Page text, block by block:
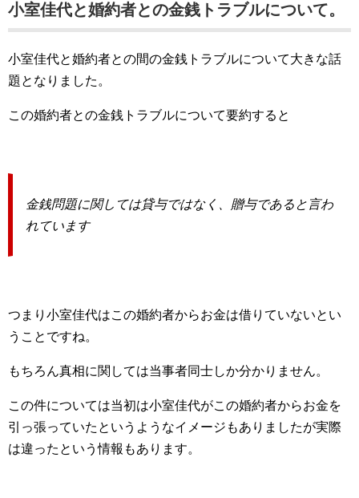
小室佳代と婚約者との金銭トラブルについて。
小室佳代と婚約者との間の金銭トラブルについて大きな話
題となりました。
この婚約者との金銭トラブルについて要約すると
金銭問題に関しては貸与ではなく、贈与であると言わ
れています
つまり小室佳代はこの婚約者からお金は借りていないとい
うことですね。
もちろん真相に関しては当事者同士しか分かりません。
この件については当初は小室佳代がこの婚約者からお金を
引っ張っていたというようなイメージもありましたが実際
は違ったという情報もあります。